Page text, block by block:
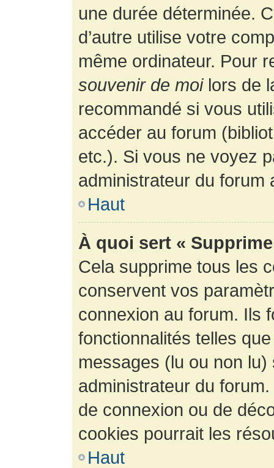
une durée déterminée.
d’autre utilise votre
même ordinateur. Pour
souvenir de moilors de
recommandé si vous
accéder au forum
etc.). Si vous ne voyez
administrateur du forum
Haut
À quoi sert «
Cela supprime tous les
conservent vos
connexion au forum. Ils
fonctionnalités telles
messages (lu ou non
administrateur du
de connexion ou de
cookies pourrait les
Haut